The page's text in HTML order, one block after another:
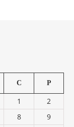
C P
1
2
8
9